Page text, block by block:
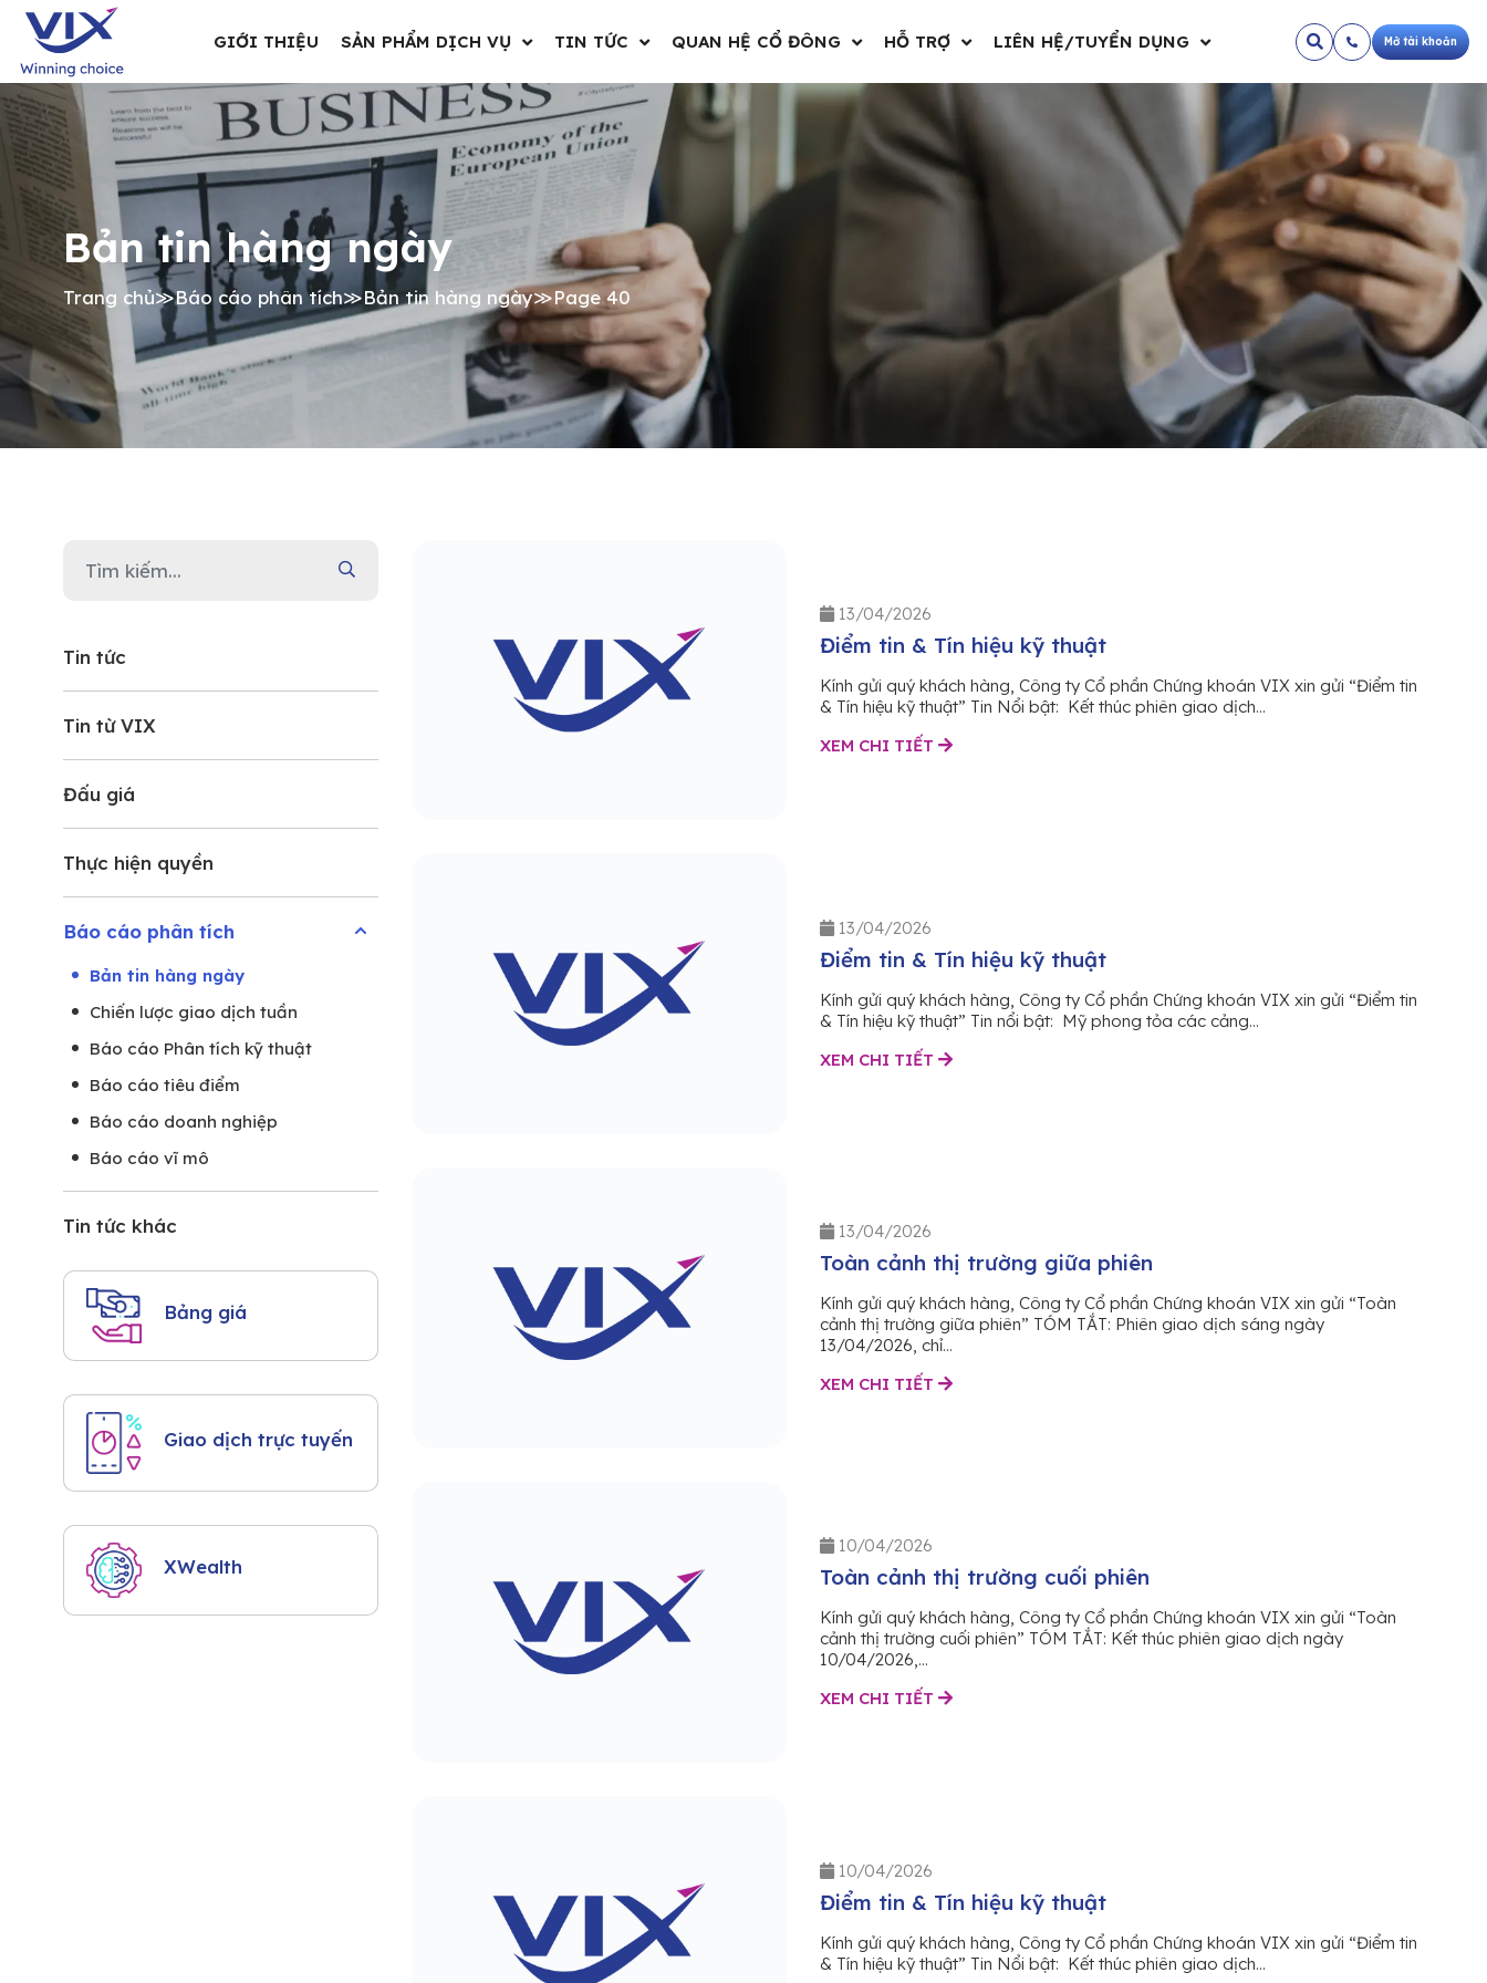
GIỚI THIỆU SẢN PHẨM DỊCH VỤ TIN TỨC QUAN HỆ CỔ ĐÔNG HỖ TRỢ LIÊN HỆ/TUYỂN DỤNG Mở tài khoản
Bản tin hàng ngày
Trang chủ≫Báo cáo phân tích≫Bản tin hàng ngày≫Page 40
Tin tức
Tin từ VIX
Đấu giá
Thực hiện quyền
Báo cáo phân tích
Bản tin hàng ngày
Chiến lược giao dịch tuần
Báo cáo Phân tích kỹ thuật
Báo cáo tiêu điểm
Báo cáo doanh nghiệp
Báo cáo vĩ mô
Tin tức khác
Bảng giá
Giao dịch trực tuyến
XWealth
13/04/2026
Điểm tin & Tín hiệu kỹ thuật
Kính gửi quý khách hàng, Công ty Cổ phần Chứng khoán VIX xin gửi “Điểm tin
& Tín hiệu kỹ thuật” Tin Nổi bật: Kết thúc phiên giao dịch...
XEM CHI TIẾT
13/04/2026
Điểm tin & Tín hiệu kỹ thuật
Kính gửi quý khách hàng, Công ty Cổ phần Chứng khoán VIX xin gửi “Điểm tin
& Tín hiệu kỹ thuật” Tin nổi bật: Mỹ phong tỏa các cảng...
XEM CHI TIẾT
13/04/2026
Toàn cảnh thị trường giữa phiên
Kính gửi quý khách hàng, Công ty Cổ phần Chứng khoán VIX xin gửi “Toàn
cảnh thị trường giữa phiên” TÓM TẮT: Phiên giao dịch sáng ngày
13/04/2026, chỉ...
XEM CHI TIẾT
10/04/2026
Toàn cảnh thị trường cuối phiên
Kính gửi quý khách hàng, Công ty Cổ phần Chứng khoán VIX xin gửi “Toàn
cảnh thị trường cuối phiên” TÓM TẮT: Kết thúc phiên giao dịch ngày
10/04/2026,...
XEM CHI TIẾT
10/04/2026
Điểm tin & Tín hiệu kỹ thuật
Kính gửi quý khách hàng, Công ty Cổ phần Chứng khoán VIX xin gửi “Điểm tin
& Tín hiệu kỹ thuật” Tin Nổi bật: Kết thúc phiên giao dịch...